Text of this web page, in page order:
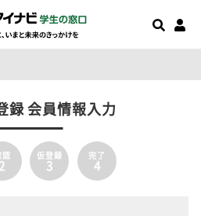
録 会員情報入力
認
2
仮登録
3
完了
4